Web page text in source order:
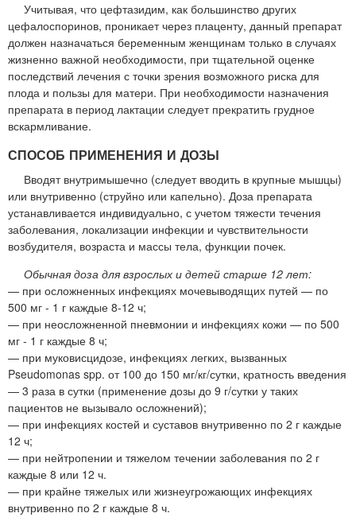
Учитывая, что цефтазидим, как большинство других
цефалоспоринов, проникает через плаценту, данный препарат
должен назначаться беременным женщинам только в случаях
жизненно важной необходимости, при тщательной оценке
последствий лечения с точки зрения возможного риска для
плода и пользы для матери. При необходимости назначения
препарата в период лактации следует прекратить грудное
вскармливание.
СПОСОБ ПРИМЕНЕНИЯ И ДОЗЫ
Вводят внутримышечно (следует вводить в крупные мышцы)
или внутривенно (струйно или капельно). Доза препарата
устанавливается индивидуально, с учетом тяжести течения
заболевания, локализации инфекции и чувствительности
возбудителя, возраста и массы тела, функции почек.
Обычная доза для взрослых и детей старше 12 лет:
— при осложненных инфекциях мочевыводящих путей — по
500 мг - 1 г каждые 8-12 ч;
— при неосложненной пневмонии и инфекциях кожи — по 500
мг - 1 г каждые 8 ч;
— при муковисцидозе, инфекциях легких, вызванных
Pseudomonas spp. от 100 до 150 мг/кг/сутки, кратность введения
— 3 раза в сутки (применение дозы до 9 г/сутки у таких
пациентов не вызывало осложнений);
— при инфекциях костей и суставов внутривенно по 2 г каждые
12 ч;
— при нейтропении и тяжелом течении заболевания по 2 г
каждые 8 или 12 ч.
— при крайне тяжелых или жизнеугрожающих инфекциях
внутривенно по 2 г каждые 8 ч.